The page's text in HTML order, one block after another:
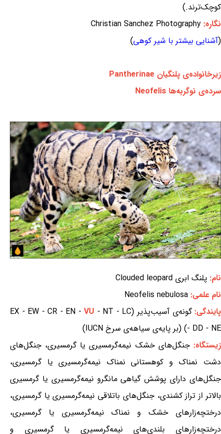
کوچک‌ترند.)
نگاره: Christian Sanchez Photography
(آشنایی بیشتر با شیر کوهی)
زیرخانواده‌ی پلنگیان Pantherinae
سرده‌ی نوگربه‌ها Neofelis
نام: پلنگ ابری Clouded leopard
نام علمی: Neofelis nebulosa
پایندگی:گونه‌ی آسیب‌پذیر (EX - EW - CR - EN - VU - NT - LC
- DD - NE) (بر پایه‌ی سیاهه‌ی سرخ IUCN)
زیستگاه:جنگل‌های خشک نیمه‌گرمسیری یا گرمسیری، جنگل‌های
دشت نمناک و کوهستانی نمناک نیمه‌گرمسیری یا گرمسیری،
جنگل‌های دارای پوشش گیاهی مانگرو نیمه‌گرمسیری یا گرمسیری
بالاتر از تراز کشندی، جنگل‌های باتلاقی نیمه‌گرمسیری یا گرمسیری،
درختچه‌زارهای خشک و نمناک نیمه‌گرمسیری یا گرمسیری،
درختچه‌زارهای بلندی‌های نیمه‌گرمسیری یا گرمسیری و